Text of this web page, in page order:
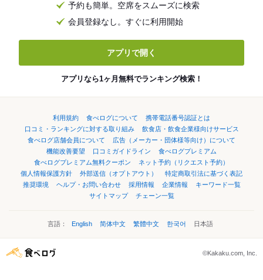
予約も簡単。空席をスムーズに検索
会員登録なし。すぐに利用開始
アプリで開く
アプリなら1ヶ月無料でランキング検索！
利用規約 食べログについて
携帯電話番号認証とは
口コミ・ランキングに対する取り組み
飲食店・飲食企業様向けサービス
食べログ店舗会員について
広告（メーカー・団体様等向け）について
機能改善要望
口コミガイドライン
食べログプレミアム
食べログプレミアム無料クーポン
ネット予約（リクエスト予約）
個人情報保護方針
外部送信（オプトアウト）
特定商取引法に基づく表記
推奨環境
ヘルプ・お問い合わせ 採用情報 企業情報
キーワード一覧
サイトマップ
チェーン一覧
言語： English 简体中文 繁體中文 한국어 日本語
©Kakaku.com, Inc.